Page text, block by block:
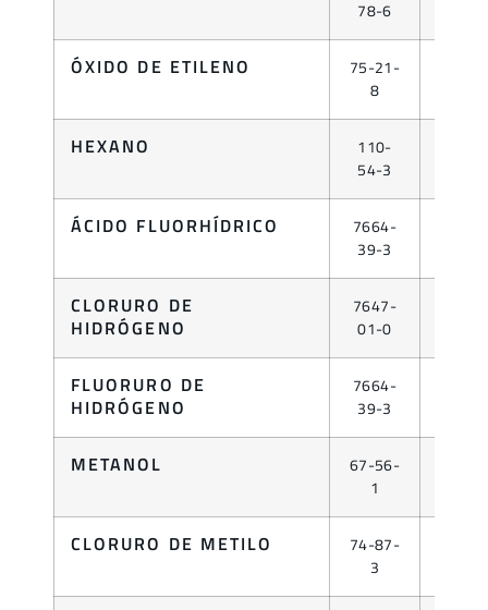
78-6
ÓXIDO DE ETILENO
75-21-
8
HEXANO
110-
54-3
ÁCIDO FLUORHÍDRICO
7664-
39-3
CLORURO DE
HIDRÓGENO
7647-
01-0
FLUORURO DE
HIDRÓGENO
7664-
39-3
METANOL
67-56-
1
CLORURO DE METILO
74-87-
3